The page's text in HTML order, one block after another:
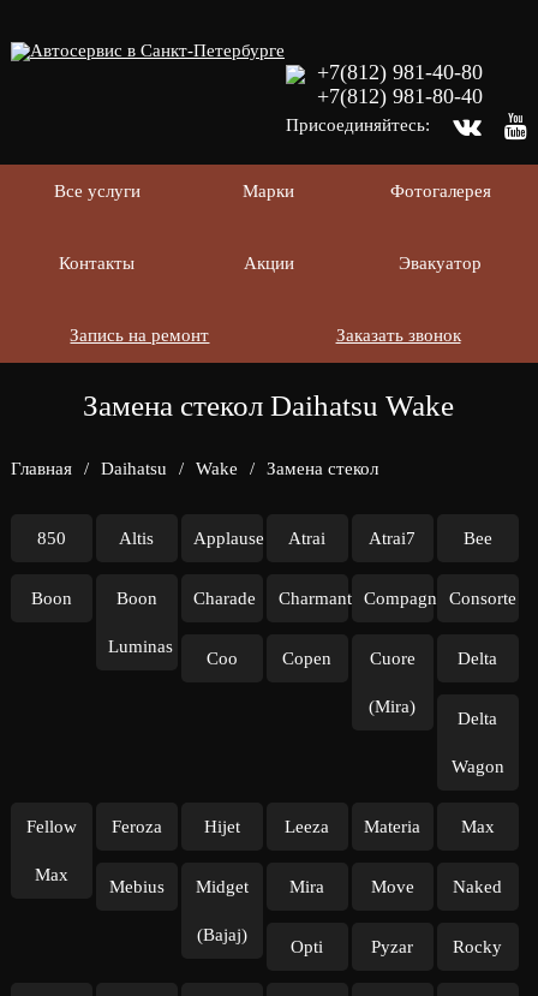
+7(812) 981-40-80
+7(812) 981-80-40
Присоединяйтесь:
Все услуги Марки Фотогалерея
Контакты Акции Эвакуатор
Заказать звонок
Запись на ремонт
Замена стекол Daihatsu Wake
Главная / Daihatsu / Wake / Замена стекол
850 Altis Applause Atrai Atrai7 Bee
Boon Boon
Luminas
Charade Charmant Compagno Consorte
Coo Copen Cuore
(Mira)
Delta
Delta
Wagon
Fellow
Max
Feroza Hijet Leeza Materia Max
Mebius Midget
(Bajaj)
Mira Move Naked
Opti Pyzar Rocky